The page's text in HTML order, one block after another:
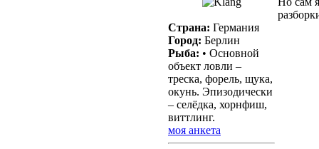
Страна: Германия
Город: Берлин
Рыба: • Основной
объект ловли –
треска, форель, щука,
окунь. Эпизодически
– селёдка, хорнфиш,
виттлинг.
моя анкета